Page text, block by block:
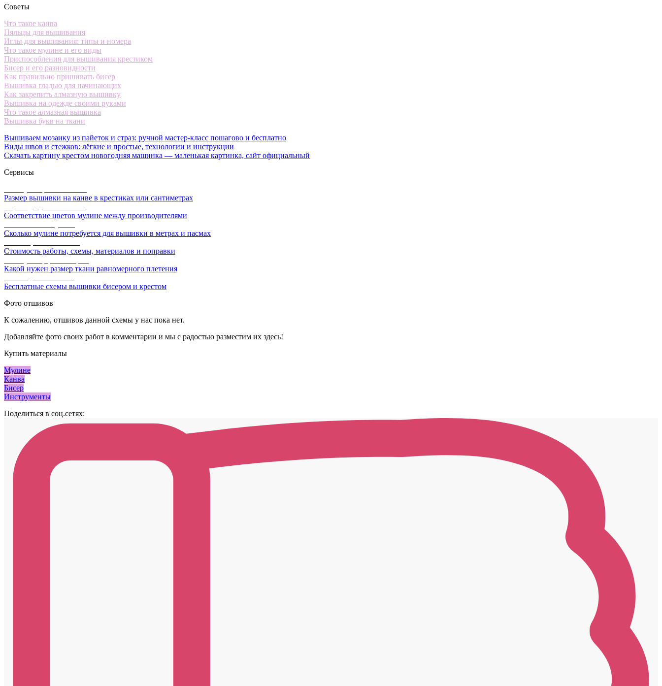
Советы
Что такое канва
Пяльцы для вышивания
Иглы для вышивания: типы и номера
Что такое мулине и его виды
Приспособления для вышивания крестиком
Бисер и его разновидности
Как правильно пришивать бисер
Вышивка гладью для начинающих
Как закрепить алмазную вышивку
Вышивка на одежде своими руками
Что такое алмазная вышивка
Вышивка букв на ткани
Вышиваем мозаику из пайеток и страз: ручной мастер-класс пошагово и бесплатно
Виды швов и стежков: лёгкие и простые, технологии и инструкции
Скачать картину крестом новогодняя машинка — маленькая картинка, сайт официальный
Сервисы
Размер вышивки на канве в крестиках или сантиметрах
Соответствие цветов мулине между производителями
Сколько мулине потребуется для вышивки в метрах и пасмах
Стоимость работы, схемы, материалов и поправки
Какой нужен размер ткани равномерного плетения
Бесплатные схемы вышивки бисером и крестом
Фото отшивов
К сожалению, отшивов данной схемы у нас пока нет.
Добавляйте фото своих работ в комментарии и мы с радостью разместим их здесь!
Купить материалы
Мулине
Канва
Бисер
Инструменты
Поделиться в соц.сетях: